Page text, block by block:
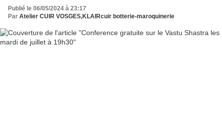
Publié le 06/05/2024 à 23:17
Par Atelier CUIR VOSGES,KLAIRcuir botterie-maroquinerie